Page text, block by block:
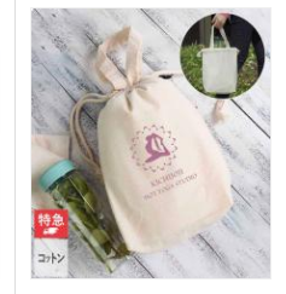
リジナルバッグが作れます。アパレルシ
ョップのオープン記念や美容サロンの周
年記念の品におすすめ。環境に優しいエ
コ商品は、SDGsに取り組む企業のブラ
ンディングにも貢献します。